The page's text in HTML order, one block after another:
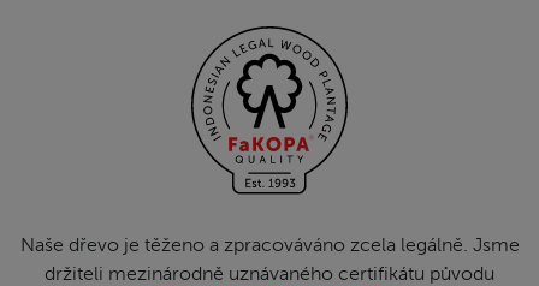
Naše dřevo je těženo a zpracováváno zcela legálně. Jsme
držiteli mezinárodně uznávaného certifikátu původu